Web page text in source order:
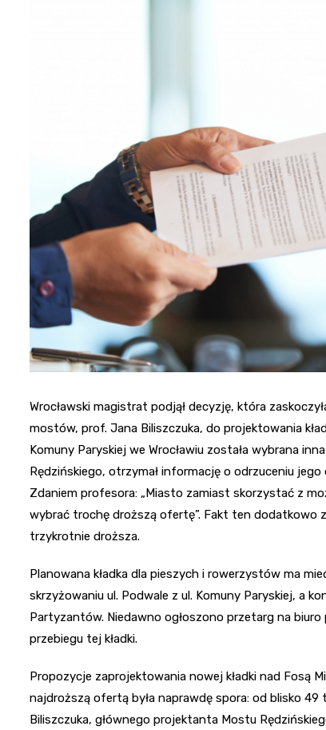
Wrocławski magistrat podjął decyzję, która
mostów, prof. Jana Biliszczuka, do projektowania
Komuny Paryskiej we Wrocławiu została wybrana
Rędzińskiego, otrzymał informację o odrzuceniu
Zdaniem profesora: „Miasto zamiast skorzystać z
wybrać trochę droższą ofertę”. Fakt ten dodatkowo
trzykrotnie droższa.
Planowana kładka dla pieszych i rowerzystów ma
skrzyżowaniu ul. Podwale z ul. Komuny Paryskiej, a
Partyzantów. Niedawno ogłoszono przetarg na
przebiegu tej kładki.
Propozycje zaprojektowania nowej kładki nad Fosą
najdroższą ofertą była naprawdę spora: od blisko 49
Biliszczuka, głównego projektanta Mostu